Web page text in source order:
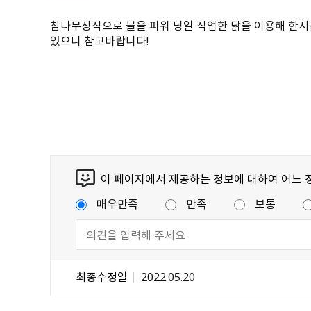
참나무장작으로 불을 피워 당일 작업한 닭을 이용해 한
있으니 참고바랍니다!
이 페이지에서 제공하는 정보에 대하여 어느
매우만족
만족 보통
최종수정일 2022.05.20